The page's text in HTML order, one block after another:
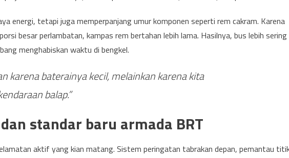
energi, tetapi juga memperpanjang umur komponen seperti rem cakram. Karena
besar perlambatan, kampas rem bertahan lebih lama. Hasilnya, bus lebih sering
menghabiskan waktu di bengkel.
karena baterainya kecil, melainkan karena kita
balap.”
standar baru armada BRT
aktif yang kian matang. Sistem peringatan tabrakan depan, pemantau